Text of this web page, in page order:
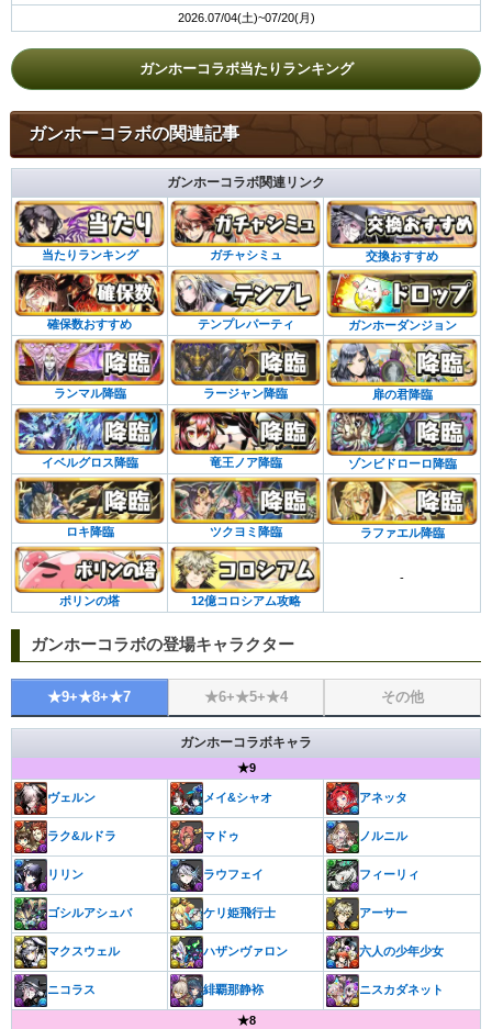
2026.07/04(土)~07/20(月)
ガンホーコラボ当たりランキング
ガンホーコラボの関連記事
ガンホーコラボ関連リンク
当たりランキング ガチャシミュ 交換おすすめ
確保数おすすめ テンプレパーティ ガンホーダンジョン
ランマル降臨 ラージャン降臨 扉の君降臨
イベルグロス降臨 竜王ノア降臨 ゾンビドローロ降臨
ロキ降臨 ツクヨミ降臨 ラファエル降臨
ポリンの塔 12億コロシアム攻略
-
ガンホーコラボの登場キャラクター
★9+★8+★7 ★6+★5+★4 その他
ガンホーコラボキャラ
★9
ヴェルン メイ&シャオ アネッタ
ラク&ルドラ マドゥ ノルニル
リリン ラウフェイ フィーリィ
ゴシルアシュバ ケリ姫飛行士 アーサー
マクスウェル ハザンヴァロン 六人の少年少女
ニコラス 緋覇那静袮 ニスカダネット
★8